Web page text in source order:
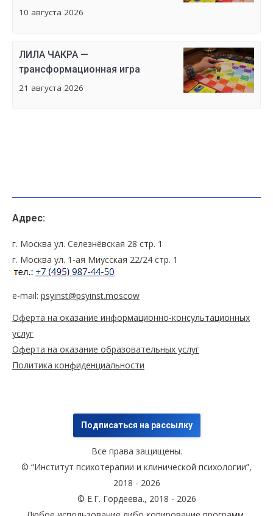
10 августа 2026
ЛИЛА ЧАКРА —
трансформационная игра
21 августа 2026
Адрес:
г. Москва ул. Селезнёвская 28 стр. 1
г. Москва ул. 1-ая Миусская 22/24 стр. 1
e-mail: psyinst@psyinst.moscow
Оферта на оказание информационно-консультационных
услуг
Оферта на оказание образовательных услуг
Политика конфиденциальности
Подписаться на рассылку
Все права защищены.
© “Институт психотерапии и клинической психологии”,
2018 - 2026
© Е.Г. Гордеева., 2018 - 2026